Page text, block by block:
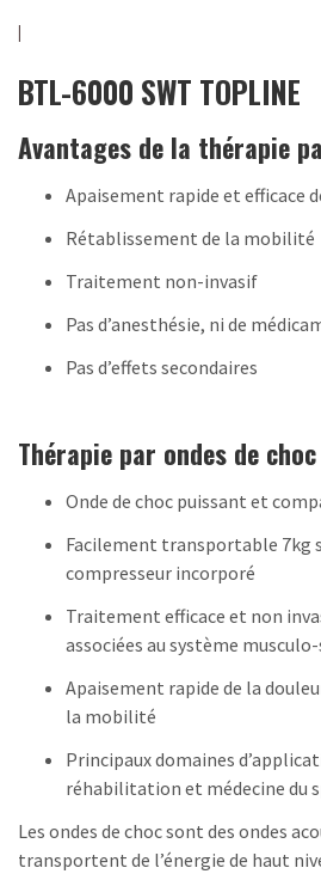
BTL-6000 SWT TOPLINE
Avantages de la thérapie
Apaisement rapide et efficace
Rétablissement de la mobilité
Traitement non-invasif
Pas d’anesthésie, ni de
Pas d’effets secondaires
Thérapie par ondes de choc
Onde de choc puissant et
Facilement transportable 7kg
compresseur incorporé
Traitement efficace et non
associées au système
Apaisement rapide de la
la mobilité
Principaux domaines
réhabilitation et médecine du
Les ondes de choc sont des ondes
transportent de l’énergie de haut